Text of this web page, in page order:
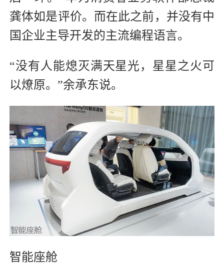
龚体如是评价。而在此之前，并没有中
国企业主导开发的主流编程语言。
“没有人能熄灭满天星光，星星之火可
以燎原。”余承东说。
智能座舱